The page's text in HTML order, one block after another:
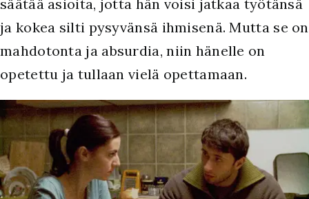
säätää asioita, jotta hän voisi jatkaa työtänsä
ja kokea silti pysyvänsä ihmisenä. Mutta se on
mahdotonta ja absurdia, niin hänelle on
opetettu ja tullaan vielä opettamaan.